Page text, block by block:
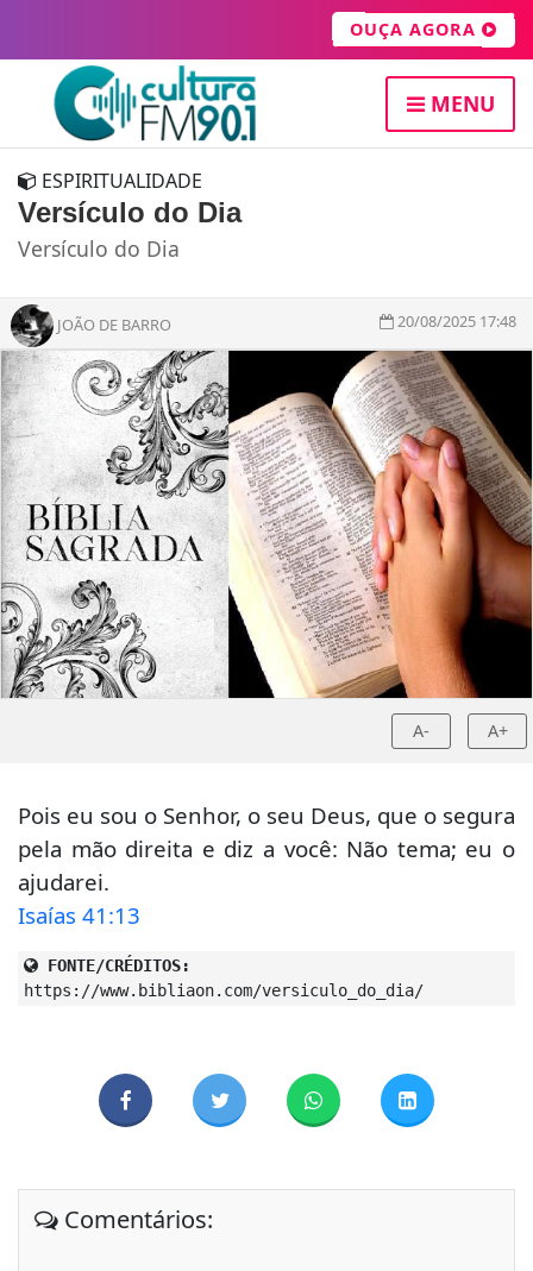
OUÇA AGORA
MENU
ESPIRITUALIDADE
Versículo do Dia
Versículo do Dia
JOÃO DE BARRO 20/08/2025 17:48
A- A+
Pois eu sou o Senhor, o seu Deus, que o segura
pela mão direita e diz a você: Não tema; eu o
ajudarei.
Isaías 41:13
FONTE/CRÉDITOS:
https://www.bibliaon.com/versiculo_do_dia/
Comentários: